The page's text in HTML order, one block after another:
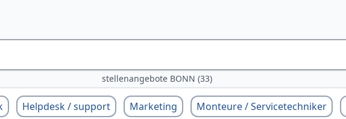
stellenangebote BONN (33)
Helpdesk / support Marketing Monteure / Servicetechniker